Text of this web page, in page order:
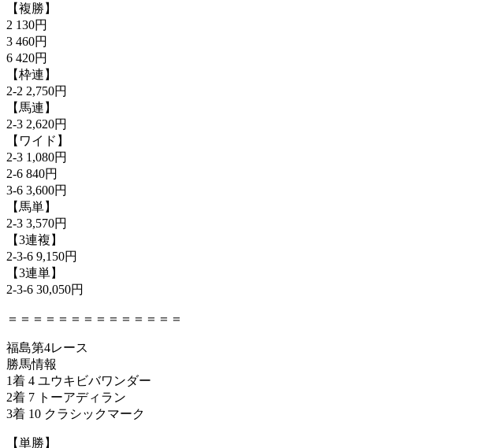
【複勝】
2 130円
3 460円
6 420円
【枠連】
2-2 2,750円
【馬連】
2-3 2,620円
【ワイド】
2-3 1,080円
2-6 840円
3-6 3,600円
【馬単】
2-3 3,570円
【3連複】
2-3-6 9,150円
【3連単】
2-3-6 30,050円
＝＝＝＝＝＝＝＝＝＝＝＝＝＝
福島第4レース
勝馬情報
1着 4 ユウキビバワンダー
2着 7 トーアディラン
3着 10 クラシックマーク
【単勝】